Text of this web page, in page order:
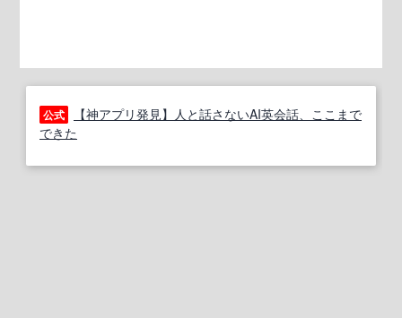
公式
【神アプリ発見】人と話さないAI英会話、ここまで
できた